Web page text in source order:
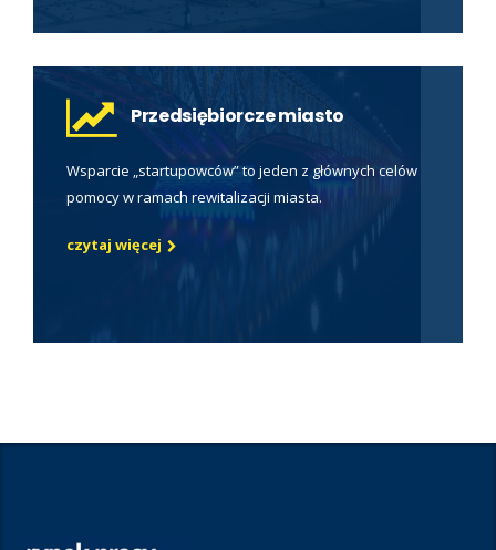
Przedsiębiorcze miasto
Wsparcie „startupowców” to jeden z głównych celów
pomocy w ramach rewitalizacji miasta.
czytaj więcej